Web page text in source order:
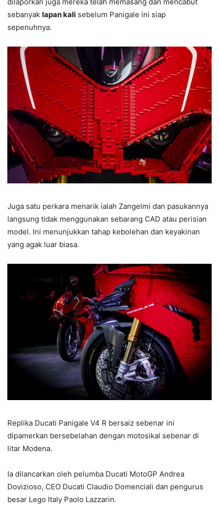
sebanyak lapan kali sebelum Panigale ini siap
sepenuhnya.
Juga satu perkara menarik ialah Zangelmi dan pasukannya
langsung tidak menggunakan sebarang CAD atau perisian
model. Ini menunjukkan tahap kebolehan dan keyakinan
yang agak luar biasa.
Replika Ducati Panigale V4 R bersaiz sebenar ini
dipamerkan bersebelahan dengan motosikal sebenar di
litar Modena.
Ia dilancarkan oleh pelumba Ducati MotoGP Andrea
Dovizioso, CEO Ducati Claudio Domenciali dan pengurus
besar Lego Italy Paolo Lazzarin.